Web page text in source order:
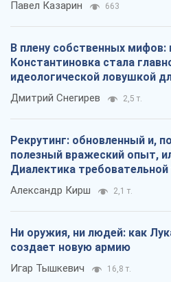
Павел Казарин 663
В плену собственных мифов:
Константиновка стала
идеологической ловушкой
российских оккупантов
Дмитрий Снегирев 2,5 т.
Рекрутинг: обновленный и,
полезный вражеский опыт,
Диалектика требовательной
Александр Кирш 2,1 т.
Ни оружия, ни людей: как
создает новую армию
Игар Тышкевич 16,8 т.